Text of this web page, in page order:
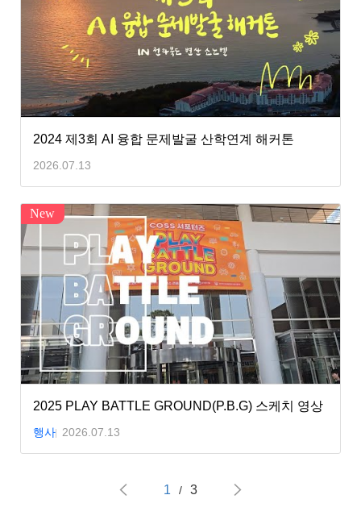
2024 제3회 AI 융합 문제발굴 산학연계 해커톤
2026.07.13
New
2025 PLAY BATTLE GROUND(P.B.G) 스케치 영상
행사 2026.07.13
1 / 3